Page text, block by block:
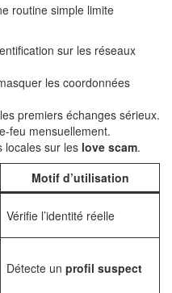
routine simple limite
sur les réseaux
les coordonnées
premiers échanges sérieux.
feu mensuellement.
locales sur les love scam.
Motif d’utilisation
Vérifie l’identité réelle
Détecte un profil suspect